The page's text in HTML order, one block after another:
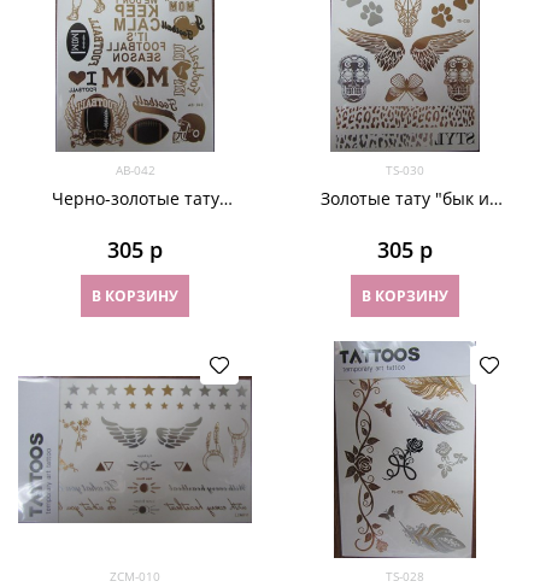
AB-042
Черно-золотые тату
305 р
В КОРЗИНУ
TS-030
Золотые тату "бык и
305 р
В КОРЗИНУ
ZCM-010 TS-028